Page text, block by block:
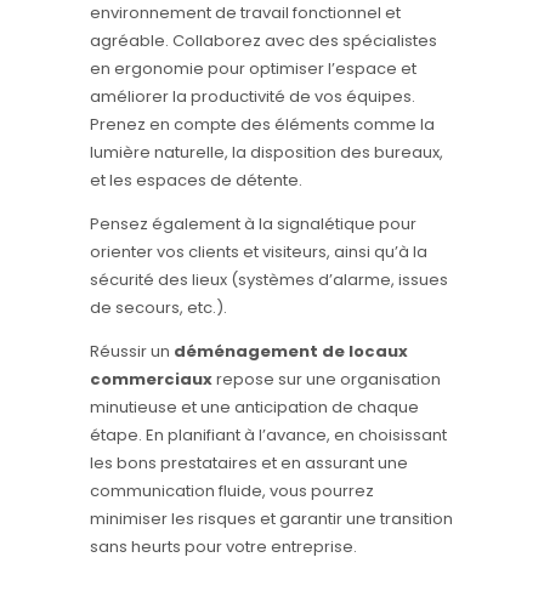
environnement de travail fonctionnel et
agréable. Collaborez avec des spécialistes
en ergonomie pour optimiser l’espace et
améliorer la productivité de vos équipes.
Prenez en compte des éléments comme la
lumière naturelle, la disposition des bureaux,
et les espaces de détente.
Pensez également à la signalétique pour
orienter vos clients et visiteurs, ainsi qu’à la
sécurité des lieux (systèmes d’alarme, issues
de secours, etc.).
Réussir un déménagement de locaux
commerciauxrepose sur une organisation
minutieuse et une anticipation de chaque
étape. En planifiant à l’avance, en choisissant
les bons prestataires et en assurant une
communication fluide, vous pourrez
minimiser les risques et garantir une transition
sans heurts pour votre entreprise.